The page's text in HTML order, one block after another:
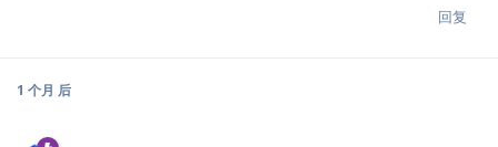
回复
1 个月 后